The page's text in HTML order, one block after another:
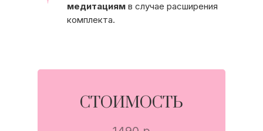
медитациям в случае расширения
комплекта.
СТОИМОСТЬ